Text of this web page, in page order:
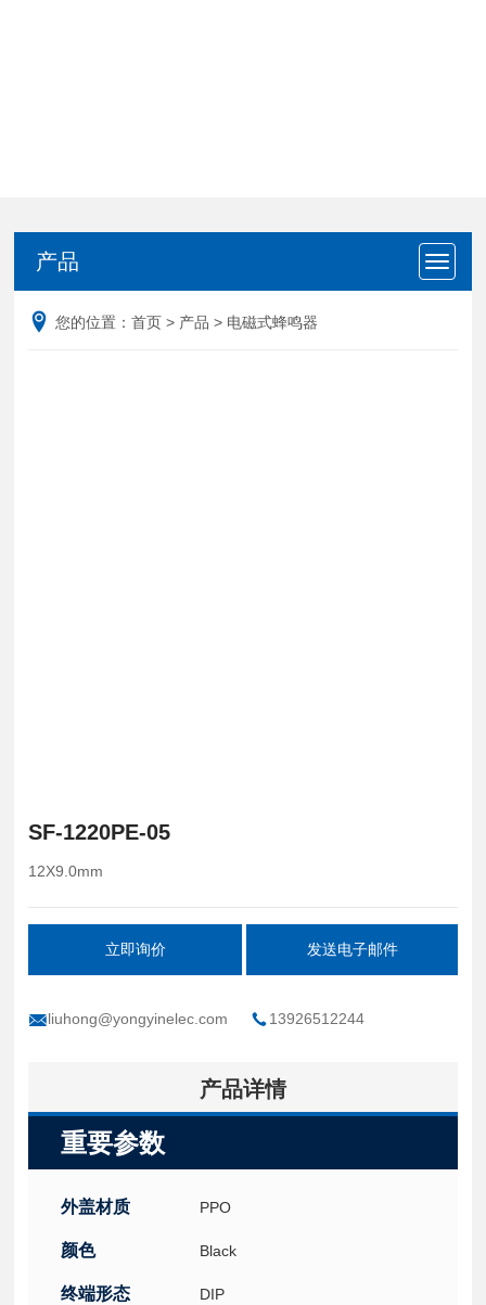
产品
您的位置：首页 > 产品 > 电磁式蜂鸣器
SF-1220PE-05
12X9.0mm
立即询价 发送电子邮件
liuhong@yongyinelec.com 13926512244
产品详情
重要参数
外盖材质 PPO
颜色 Black
终端形态 DIP